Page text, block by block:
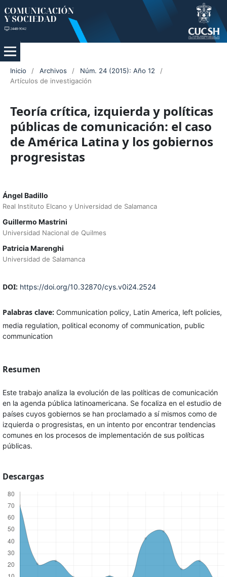
Inicio / Archivos / Núm. 24 (2015): Año 12
/
Artículos de investigación
Teoría crítica, izquierda y políticas
públicas de comunicación: el caso
de América Latina y los gobiernos
progresistas
Ángel Badillo
Real Instituto Elcano y Universidad de Salamanca
Guillermo Mastrini
Universidad Nacional de Quilmes
Patricia Marenghi
Universidad de Salamanca
DOI: https://doi.org/10.32870/cys.v0i24.2524
Palabras clave: Communication policy, Latin America, left policies,
media regulation, political economy of communication, public
communication
Resumen
Este trabajo analiza la evolución de las políticas de comunicación
en la agenda pública latinoamericana. Se focaliza en el estudio de
países cuyos gobiernos se han proclamado a sí mismos como de
izquierda o progresistas, en un intento por encontrar tendencias
comunes en los procesos de implementación de sus políticas
públicas.
Descargas